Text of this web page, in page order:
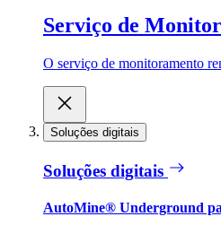
Serviço de
O serviço de monitoramento
Soluções digitais
Soluções digitais
AutoMine® Underground